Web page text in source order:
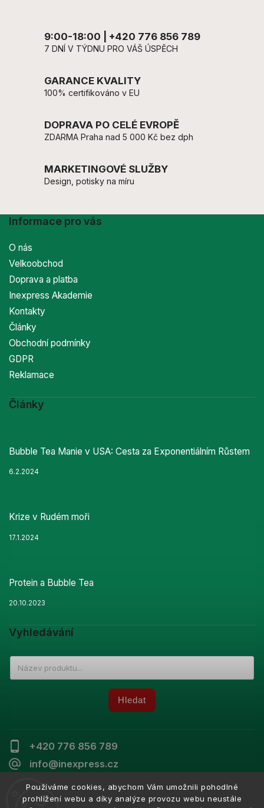
Používáme cookies, abychom Vám umožnili pohodlné
prohlížení webu a díky analýze provozu webu neustále
9:00-18:00 | +420 776 856 789
7 DNÍ V TÝDNU PRO VÁŠ ÚSPĚCH
GARANCE KVALITY
100% certifikováno v EU
DOPRAVA PO CELÉ EVROPĚ
ZDARMA Praha nad 5 000 Kč bez dph
MARKETINGOVÉ SLUŽBY
Design, potisky na míru
+420 776 856 789
info@inexpress.cz
Informace pro vás
O nás
Velkoobchod
Doprava a platba
Inexpress Akademie
Kontakty
Články
Obchodní podmínky
GDPR
Reklamace
Články
Bubble Tea Manie v USA: Cesta za Exponentiálním Růstem
6.2.2024
Krize v Rudém moři
17.1.2024
Protein a Bubble Tea
20.10.2023
Vyhledávání
Hledat